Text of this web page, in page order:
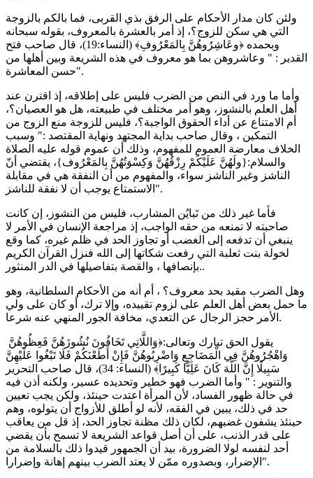
ولئن كان مدار الأحكام على الرفق بذي القربى، فما بالكم بالزوجة
التي هي سكن للزوج؟، إذ أمر بالعشرة بالمعروف، بقوله سبحانه
وبحمده ﴿وعَاشِرُوهُنَّ بِالمَعْرُوفِ﴾ (النساء:19)، قال صاحب فتح
القدير : " وعاشروهن بما هو معروف في هذه الشريعة وبين أهلها من
حسن المعاشرة".
وأما ما ورد في النص من الضرب فليس على إطلاقه، إذ اقترن عند
أهل العلم بالنشوز، وهو أمر مختلف في طبيعته، هل هو العصيان؟،
أم الامتناع عن أداء الحقوق الواجبة؟، فليس للزوجة منع الزوج من
التمكين ، وقال صاحب بداية المجتهد ونهاية المقتصد :" وسبب
الخلاف معارضة العموم للمفهوم، وذلك أن عموم قوله عليه الصلاة
والسلام:{ولَهُنَّ عَلَيْكُمْ رِزْقُهُنَّ وَكِسْوَتُهُنَّ بِالمَعْرُوف}، يقتضي أنّ
الناشز وغير الناشز سواء، والمفهوم من أن النفقة هي في مقابلة
الاستمتاع يوجب أن لا نفقة للناشز".
فأما غير ذلك من تَبايُن المشارب، فليس من النشوز، إن كانت
صاحبته لا تمنعه من حقه الواجب، إذ مراجعة الإنسان في الأمر لا
ينبغي أن تدفعه إلى الغضب أو تجاوز الحد في ظلم غيره، كما وقع
لخولة بنت ثعلبة التي رفعت شكاتها إلى الله فنزل القرآن الكريم
بإنصافها ، والقصة بتفاصيلها في الدر المنثور..
وهل الضرب مقيد بحد معروف؟ ، أم أنه من الأحكام السلطانية، وهو
ما حمل بعض أهل العلم على لزوم تقييده، وإلا ترك، أو كان على ولي
الأمر حجز الرجال عن التعدي، مخافة الجور المنهي عنه شرعا.
وَاهْجُرُوهُنَّ فِي الْمَضَاجِعِ وَاضْرِبُوهُنَّ فَإِنْ أَطَعْنَكُمْ فَلَا تَبْغُوا عَلَيْهِنَّ
سَبِيلًا إِنَّ اللَّهَ كَانَ عَلِيًّا كَبِيرًا﴾ (النساء: 34)، قال صاحب التحرير
والتنوير : " وأما الضرب فهو خطير وتحديده عسير، ولكنه أذن فيه
في حالة ظهور الفساد، لأن المرأة اعتدت حينئذ، ولكن يجب تعيين
حد في ذلك، يبين في الفقه، لأنه لو أطلق للأزواج أن يتولوه، وهم
حينئذ يشفون غضبهم، لكان ذلك مظنة تجاوز الحد، إذ قل من يعاقب
على قدر الذنب، على أن أصل قواعد الشريعة لا تسمح بأن يقضي
أحد لنفسه لولا الضرورة، بيد أن الجمهور قيدوا ذلك بالسلامة من
الإضرار، وبصدوره ممّن لا يعتد الضرب بينهم إهانة وإضرارا".